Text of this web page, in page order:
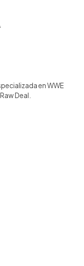
en WWE
Deal.